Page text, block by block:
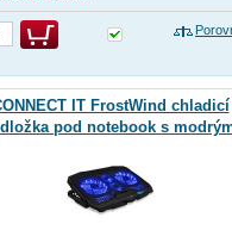
IT FrostWind chladicí
pod notebook s